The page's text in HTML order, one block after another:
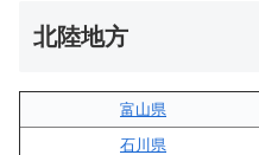
北陸地方
富山県
石川県